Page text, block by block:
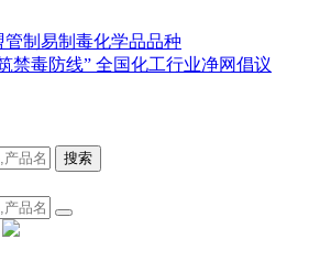
制易制毒化学品品种
禁毒防线” 全国化工行业净网倡议
搜索